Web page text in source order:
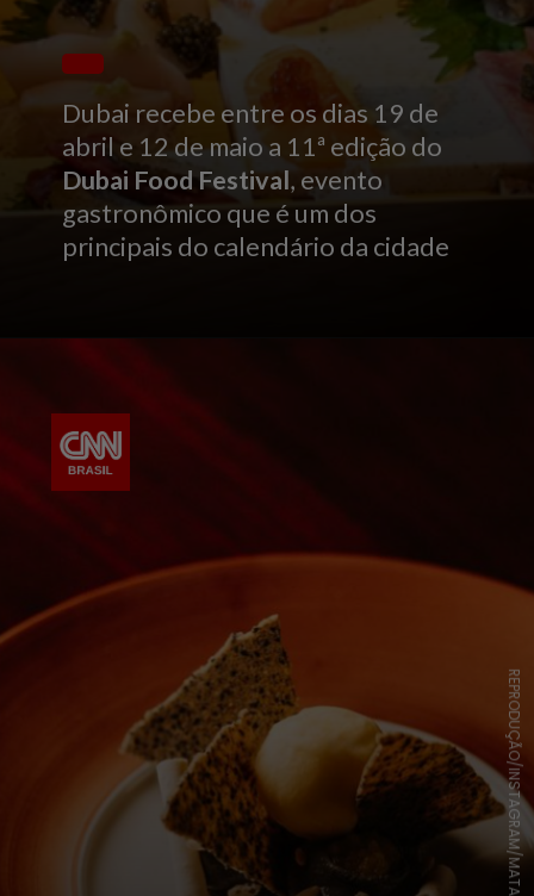
Dubai recebe entre os dias 19 de
abril e 12 de maio a 11ª edição do
Dubai Food Festival, evento
gastronômico que é um dos
principais do calendário da cidade
REPRODUÇÃO/INSTAGRAM/MATAGI DUBAI